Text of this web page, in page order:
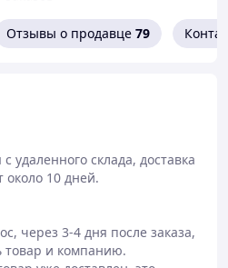
фотографии именно тех
не распространяется на
Отзывы о продавце 79
удаленного склада, доставка
около 10 дней.
через 3-4 дня после заказа,
товар и компанию.